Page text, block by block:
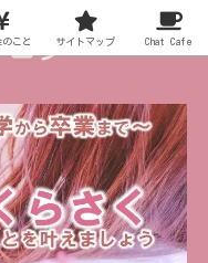
グ～
こと サイトマップ Chat Cafe